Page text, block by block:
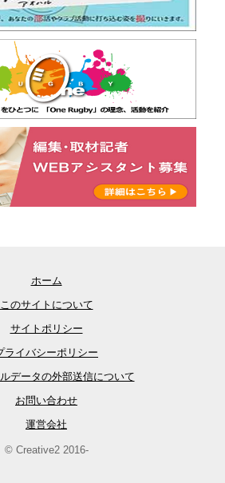
ホーム
このサイトについて
サイトポリシー
ライバシーポリシー
データの外部送信について
お問い合わせ
運営会社
© Creative2 2016-